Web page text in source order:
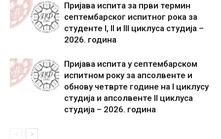
Пријава испита за први термин
септембарског испитног рока за
студенте I, II и III циклуса студија –
2026. година
Пријава испита у септембарском
испитном року за апсолвенте и
обнову четврте године на I циклусу
студија и апсолвенте II циклуса
студија – 2026. година